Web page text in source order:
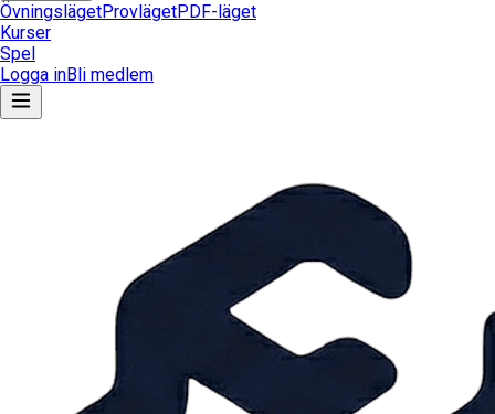
ÖvningslägetProvlägetPDF-läget
Kurser
Spel
Logga inBli medlem